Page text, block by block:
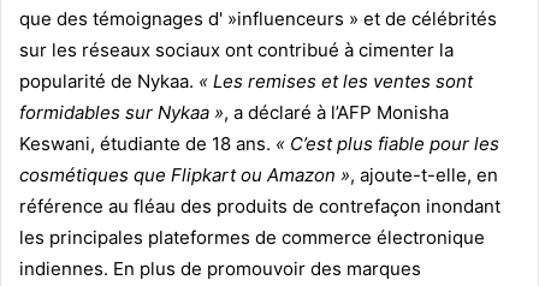
que des témoignages d' »influenceurs » et de célébrités
sur les réseaux sociaux ont contribué à cimenter la
popularité de Nykaa. « Les remises et les ventes sont
formidables sur Nykaa », a déclaré à l’AFP Monisha
Keswani, étudiante de 18 ans. « C’est plus fiable pour les
cosmétiques que Flipkart ou Amazon », ajoute-t-elle, en
référence au fléau des produits de contrefaçon inondant
les principales plateformes de commerce électronique
indiennes. En plus de promouvoir des marques